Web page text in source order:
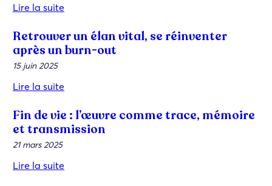
Lire la suite
Retrouver un élan vital, se réinventer
après un burn-out
15 juin 2025
Lire la suite
Fin de vie : l’œuvre comme trace, mémoire
et transmission
21 mars 2025
Lire la suite